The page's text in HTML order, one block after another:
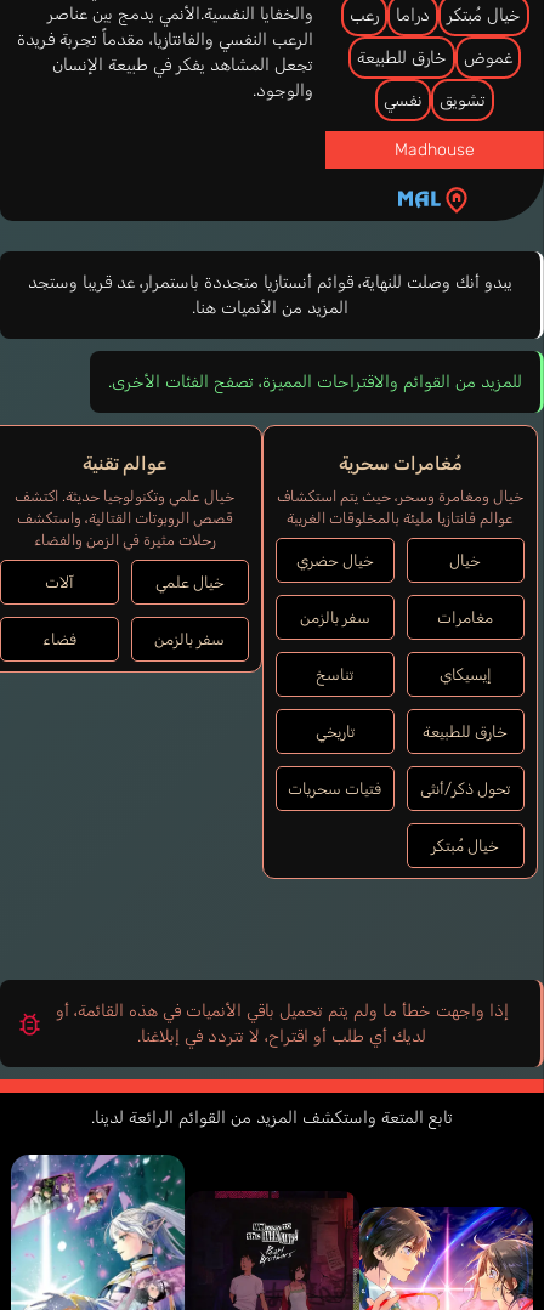
خيال مُبتكر دراما رعب
غموض خارق للطبيعة
تشويق نفسي
Madhouse
والخفايا النفسية.الأنمي يدمج بين عناصر
الرعب النفسي والفانتازيا، مقدماً تجربة فريدة
تجعل المشاهد يفكر في طبيعة الإنسان
والوجود.
يبدو أنك وصلت للنهاية، قوائم أنستازيا متجددة باستمرار، عد قريبا وستجد
المزيد من الأنميات هنا.
للمزيد من القوائم والاقتراحات المميزة، تصفح الفئات الأخرى.
مُغامرات سحرية
خيال ومغامرة وسحر، حيث يتم استكشاف
عوالم فانتازيا مليئة بالمخلوقات الغريبة
خيال خيال حضري
مغامرات سفر بالزمن
إيسيكاي تناسخ
خارق للطبيعة تاريخي
تحول ذكر/أنثى فتيات سحريات
خيال مُبتكر
عوالم تقنية
خيال علمي وتكنولوجيا حديثة. اكتشف
قصص الروبوتات القتالية، واستكشف
رحلات مثيرة في الزمن والفضاء
خيال علمي آلات
سفر بالزمن فضاء
إذا واجهت خطأ ما ولم يتم تحميل باقي الأنميات في هذه القائمة، أو
لديك أي طلب أو اقتراح، لا تتردد في إبلاغنا.
تابع المتعة واستكشف المزيد من القوائم الرائعة لدينا.